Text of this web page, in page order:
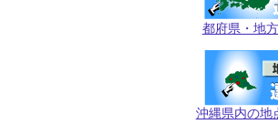
都府県・地
沖縄県内の地